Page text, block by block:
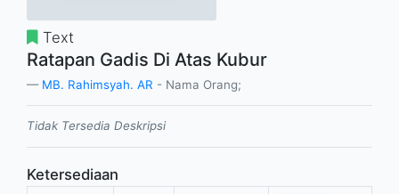
Text
Ratapan Gadis Di Atas Kubur
MB. Rahimsyah. AR - Nama Orang;
Tidak Tersedia Deskripsi
Ketersediaan